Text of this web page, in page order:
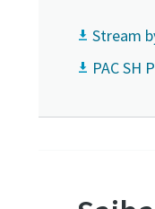
Stream
PAC SH